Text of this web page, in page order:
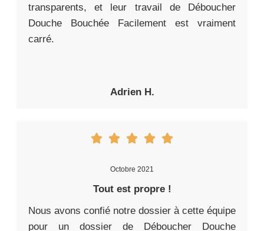
transparents, et leur travail de Déboucher
Douche Bouchée Facilement est vraiment
carré.
Adrien H.
Octobre 2021
Tout est propre !
Nous avons confié notre dossier à cette équipe
pour un dossier de Déboucher Douche